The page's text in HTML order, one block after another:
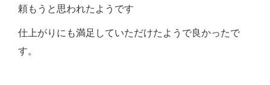
頼もうと思われたようです
仕上がりにも満足していただけたようで良かったで
す。